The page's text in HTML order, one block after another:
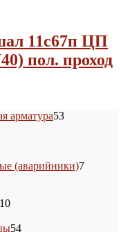
11с67п ЦП
пол. проход
арматура5353
(аварийники)77
1010
5454